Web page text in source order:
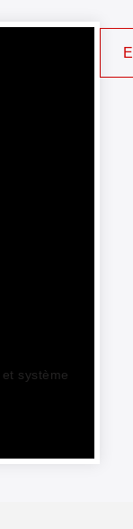
système